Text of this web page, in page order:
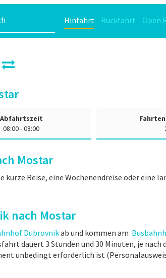
Hinfahrt Rückfahrt Open
Abfahrtszeit
08:00 - 08:00
Mostar
kurze Reise, eine Wochenendreise oder
nach Mostar
Dubrovnikab und kommen am
dauert 3 Stunden und 30 Minuten, je nach
unbedingt erforderlich ist